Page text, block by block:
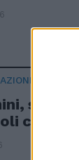
DELLA